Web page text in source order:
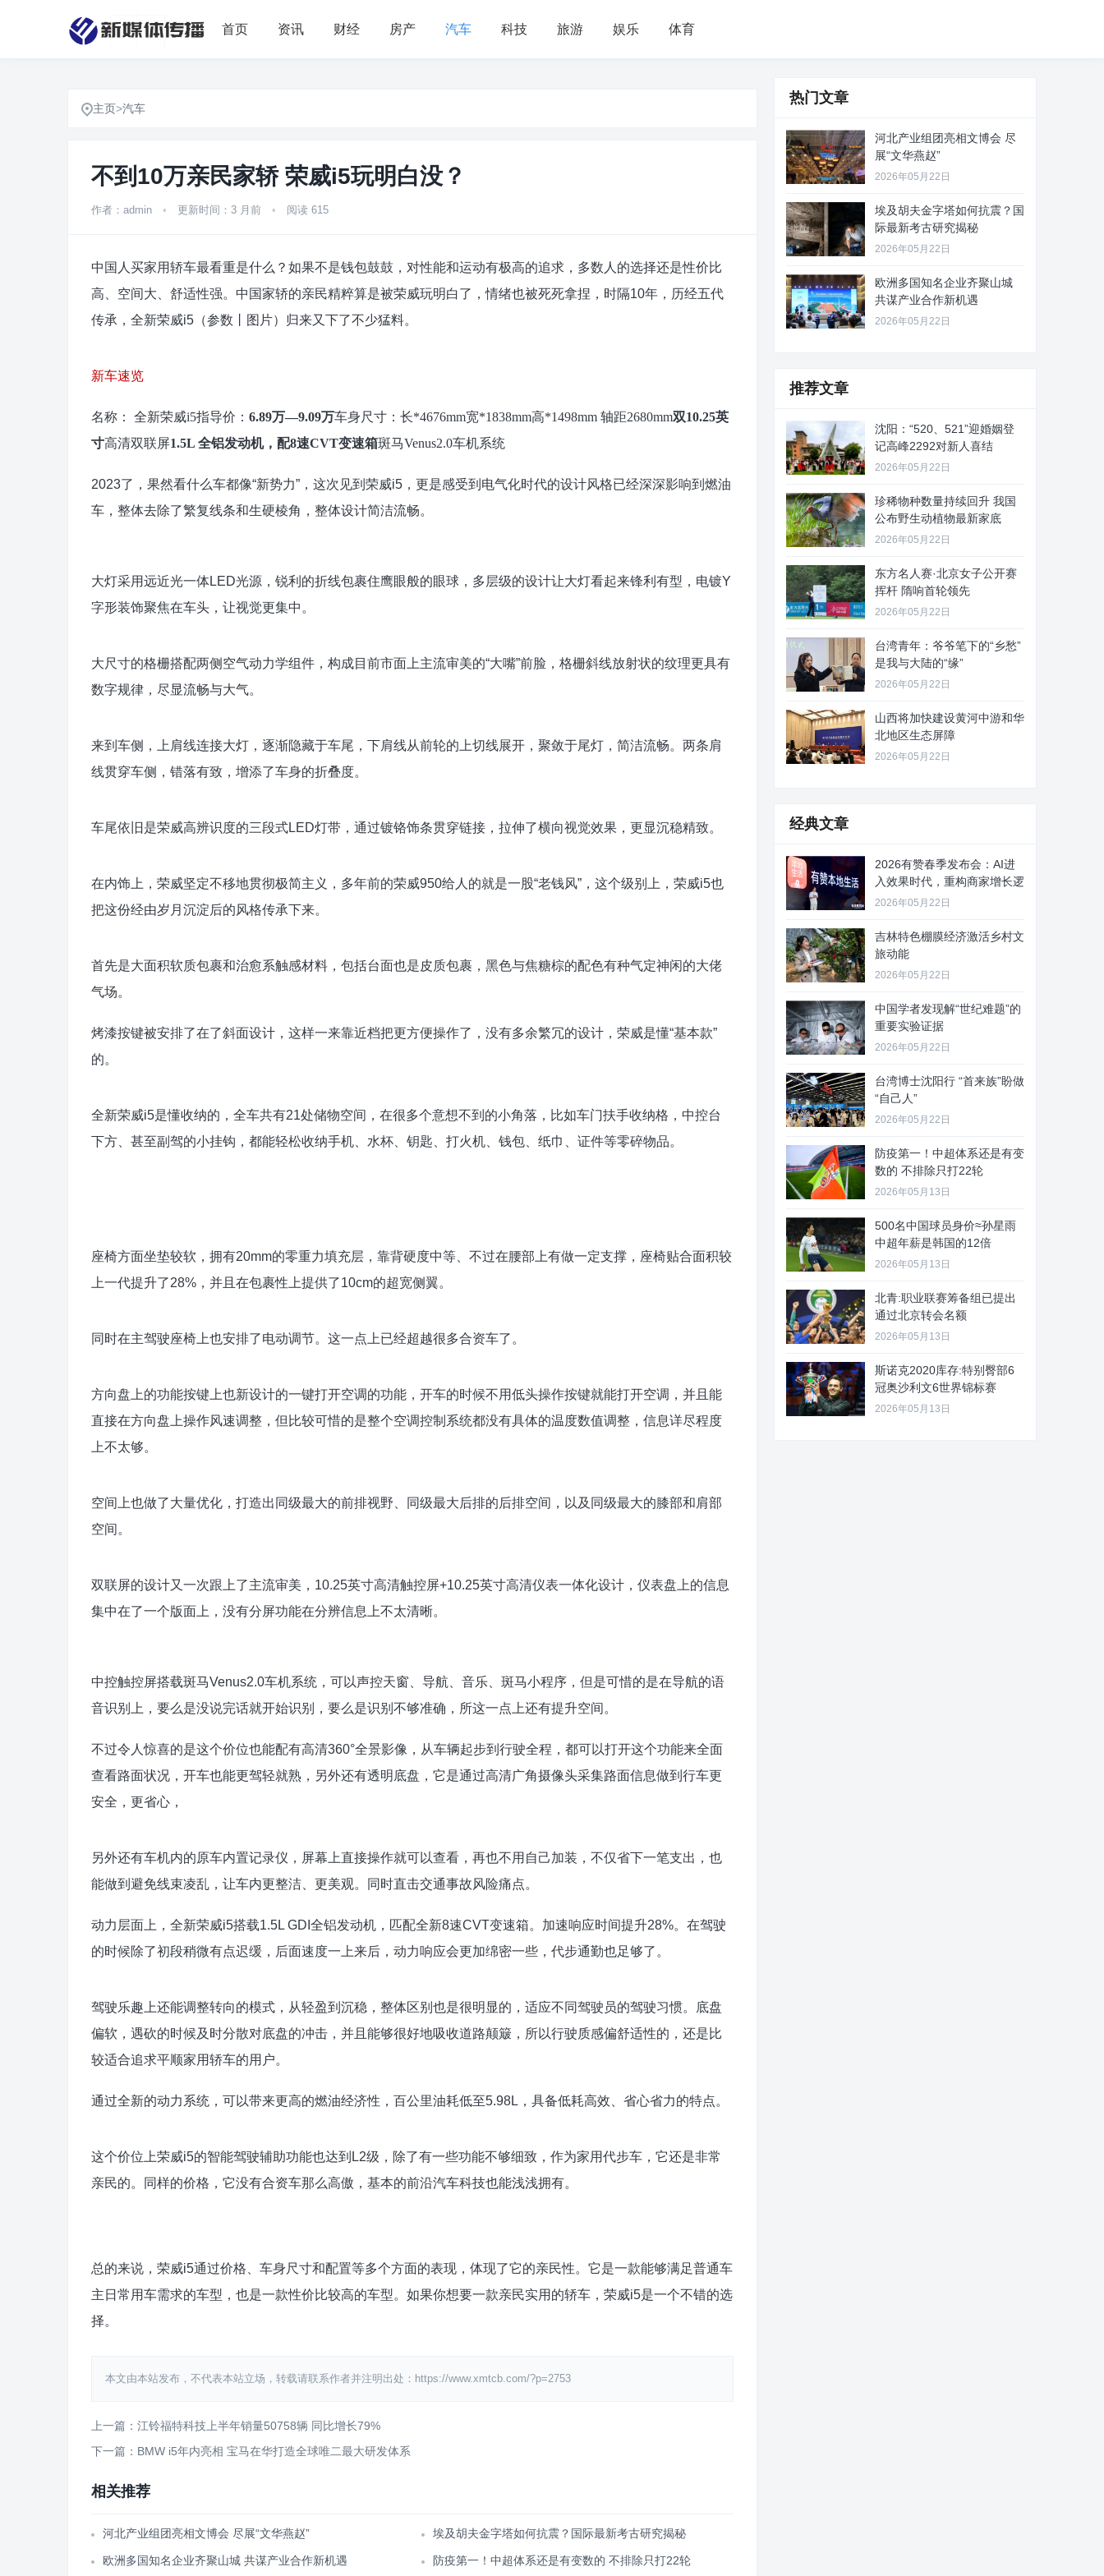
首页 资讯 财经 房产 汽车 科技 旅游 娱乐 体育
主页>汽车
不到10万亲民家轿 荣威i5玩明白没？
作者：admin • 更新时间：3 月前 • 阅读 615
中国人买家用轿车最看重是什么？如果不是钱包鼓鼓，对性能和运动有极高的追求，多数人的选择还是性价比
高、空间大、舒适性强。中国家轿的亲民精粹算是被荣威玩明白了，情绪也被死死拿捏，时隔10年，历经五代
传承，全新荣威i5（参数丨图片）归来又下了不少猛料。
新车速览
名称： 全新荣威i5指导价： 6.89万—9.09万车身尺寸：长*4676mm宽*1838mm高*1498mm 轴距2680mm双10.25英
寸高清双联屏1.5L 全铝发动机，配8速CVT变速箱斑马Venus2.0车机系统
2023了，果然看什么车都像“新势力”，这次见到荣威i5，更是感受到电气化时代的设计风格已经深深影响到燃油
车，整体去除了繁复线条和生硬棱角，整体设计简洁流畅。
大灯采用远近光一体LED光源，锐利的折线包裹住鹰眼般的眼球，多层级的设计让大灯看起来锋利有型，电镀Y
字形装饰聚焦在车头，让视觉更集中。
大尺寸的格栅搭配两侧空气动力学组件，构成目前市面上主流审美的“大嘴”前脸，格栅斜线放射状的纹理更具有
数字规律，尽显流畅与大气。
来到车侧，上肩线连接大灯，逐渐隐藏于车尾，下肩线从前轮的上切线展开，聚敛于尾灯，简洁流畅。两条肩
线贯穿车侧，错落有致，增添了车身的折叠度。
车尾依旧是荣威高辨识度的三段式LED灯带，通过镀铬饰条贯穿链接，拉伸了横向视觉效果，更显沉稳精致。
在内饰上，荣威坚定不移地贯彻极简主义，多年前的荣威950给人的就是一股“老钱风”，这个级别上，荣威i5也
把这份经由岁月沉淀后的风格传承下来。
首先是大面积软质包裹和治愈系触感材料，包括台面也是皮质包裹，黑色与焦糖棕的配色有种气定神闲的大佬
气场。
烤漆按键被安排了在了斜面设计，这样一来靠近档把更方便操作了，没有多余繁冗的设计，荣威是懂“基本款”
的。
全新荣威i5是懂收纳的，全车共有21处储物空间，在很多个意想不到的小角落，比如车门扶手收纳格，中控台
下方、甚至副驾的小挂钩，都能轻松收纳手机、水杯、钥匙、打火机、钱包、纸巾、证件等零碎物品。
座椅方面坐垫较软，拥有20mm的零重力填充层，靠背硬度中等、不过在腰部上有做一定支撑，座椅贴合面积较
上一代提升了28%，并且在包裹性上提供了10cm的超宽侧翼。
同时在主驾驶座椅上也安排了电动调节。这一点上已经超越很多合资车了。
方向盘上的功能按键上也新设计的一键打开空调的功能，开车的时候不用低头操作按键就能打开空调，并且能
直接在方向盘上操作风速调整，但比较可惜的是整个空调控制系统都没有具体的温度数值调整，信息详尽程度
上不太够。
空间上也做了大量优化，打造出同级最大的前排视野、同级最大后排的后排空间，以及同级最大的膝部和肩部
空间。
双联屏的设计又一次跟上了主流审美，10.25英寸高清触控屏+10.25英寸高清仪表一体化设计，仪表盘上的信息
集中在了一个版面上，没有分屏功能在分辨信息上不太清晰。
中控触控屏搭载斑马Venus2.0车机系统，可以声控天窗、导航、音乐、斑马小程序，但是可惜的是在导航的语
音识别上，要么是没说完话就开始识别，要么是识别不够准确，所这一点上还有提升空间。
不过令人惊喜的是这个价位也能配有高清360°全景影像，从车辆起步到行驶全程，都可以打开这个功能来全面
查看路面状况，开车也能更驾轻就熟，另外还有透明底盘，它是通过高清广角摄像头采集路面信息做到行车更
安全，更省心，
另外还有车机内的原车内置记录仪，屏幕上直接操作就可以查看，再也不用自己加装，不仅省下一笔支出，也
能做到避免线束凌乱，让车内更整洁、更美观。同时直击交通事故风险痛点。
动力层面上，全新荣威i5搭载1.5L GDI全铝发动机，匹配全新8速CVT变速箱。加速响应时间提升28%。在驾驶
的时候除了初段稍微有点迟缓，后面速度一上来后，动力响应会更加绵密一些，代步通勤也足够了。
驾驶乐趣上还能调整转向的模式，从轻盈到沉稳，整体区别也是很明显的，适应不同驾驶员的驾驶习惯。底盘
偏软，遇砍的时候及时分散对底盘的冲击，并且能够很好地吸收道路颠簸，所以行驶质感偏舒适性的，还是比
较适合追求平顺家用轿车的用户。
通过全新的动力系统，可以带来更高的燃油经济性，百公里油耗低至5.98L，具备低耗高效、省心省力的特点。
这个价位上荣威i5的智能驾驶辅助功能也达到L2级，除了有一些功能不够细致，作为家用代步车，它还是非常
亲民的。同样的价格，它没有合资车那么高傲，基本的前沿汽车科技也能浅浅拥有。
总的来说，荣威i5通过价格、车身尺寸和配置等多个方面的表现，体现了它的亲民性。它是一款能够满足普通车
主日常用车需求的车型，也是一款性价比较高的车型。如果你想要一款亲民实用的轿车，荣威i5是一个不错的选
择。
本文由本站发布，不代表本站立场，转载请联系作者并注明出处：https://www.xmtcb.com/?p=2753
上一篇：江铃福特科技上半年销量50758辆 同比增长79%
下一篇：BMW i5年内亮相 宝马在华打造全球唯二最大研发体系
相关推荐
河北产业组团亮相文博会 尽展“文华燕赵” 埃及胡夫金字塔如何抗震？国际最新考古研究揭秘
欧洲多国知名企业齐聚山城 共谋产业合作新机遇 防疫第一！中超体系还是有变数的 不排除只打22轮
热门文章
河北产业组团亮相文博会 尽
展“文华燕赵”
2026年05月22日
埃及胡夫金字塔如何抗震？国
际最新考古研究揭秘
2026年05月22日
欧洲多国知名企业齐聚山城
共谋产业合作新机遇
2026年05月22日
推荐文章
沈阳：“520、521”迎婚姻登
记高峰2292对新人喜结
2026年05月22日
珍稀物种数量持续回升 我国
公布野生动植物最新家底
2026年05月22日
东方名人赛·北京女子公开赛
挥杆 隋响首轮领先
2026年05月22日
台湾青年：爷爷笔下的“乡愁”
是我与大陆的“缘”
2026年05月22日
山西将加快建设黄河中游和华
北地区生态屏障
2026年05月22日
经典文章
2026有赞春季发布会：AI进
入效果时代，重构商家增长逻
2026年05月22日
吉林特色棚膜经济激活乡村文
旅动能
2026年05月22日
中国学者发现解“世纪难题”的
重要实验证据
2026年05月22日
台湾博士沈阳行 “首来族”盼做
“自己人”
2026年05月22日
防疫第一！中超体系还是有变
数的 不排除只打22轮
2026年05月13日
500名中国球员身价≈孙星雨
中超年薪是韩国的12倍
2026年05月13日
北青:职业联赛筹备组已提出
通过北京转会名额
2026年05月13日
斯诺克2020库存:特别臀部6
冠奥沙利文6世界锦标赛
2026年05月13日